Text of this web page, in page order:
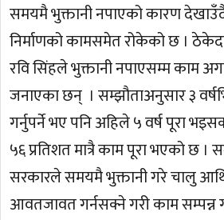
समयमै भुक्तानी नपाएको कारण
निर्माणको कामसमेत रोकेको छ ।
रवि सिंहले भुक्तानी नपाएसम्म काम
जनाएका छन् । सम्झौताअनुसार ३
गर्नुपर्ने भए पनि अहिले ५ वर्ष पूरा
५६ प्रतिशत मात्रै काम पूरा भएको छ ।
सरकारले समयमै भुक्तानी गरे चालु
आवतजावत गर्नसक्ने गरी काम सम्पन्न